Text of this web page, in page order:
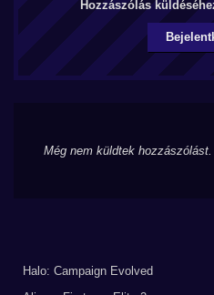
Hozzászólás
Még nem küldtek
Halo: Campaign Evolved